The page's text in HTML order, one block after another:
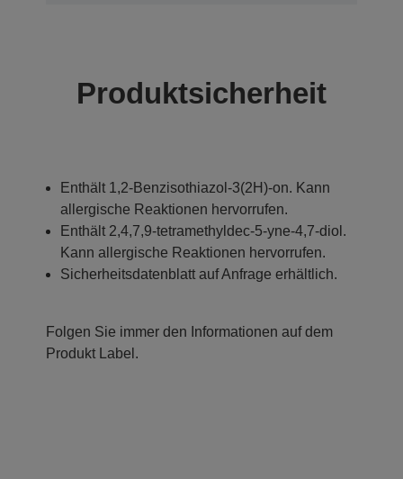
Produktsicherheit
Enthält 1,2-Benzisothiazol-3(2H)-on. Kann
allergische Reaktionen hervorrufen.
Enthält 2,4,7,9-tetramethyldec-5-yne-4,7-diol.
Kann allergische Reaktionen hervorrufen.
Sicherheitsdatenblatt auf Anfrage erhältlich.
Folgen Sie immer den Informationen auf dem
Produkt Label.